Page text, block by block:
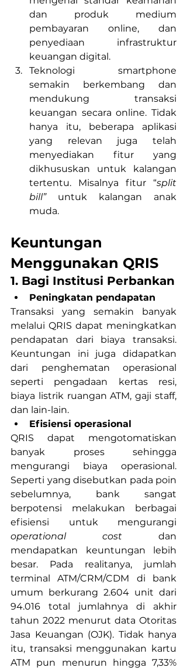
dan produk medium
pembayaran online, dan
penyediaan infrastruktur
keuangan digital.
Teknologi smartphone
semakin berkembang dan
mendukung transaksi
keuangan secara online. Tidak
hanya itu, beberapa aplikasi
yang relevan juga telah
menyediakan fitur yang
dikhususkan untuk kalangan
tertentu. Misalnya fitur “split
bill” untuk kalangan anak
muda.
Keuntungan
Menggunakan QRIS
1. Bagi Institusi Perbankan
Peningkatan pendapatan
Transaksi yang semakin banyak
melalui QRIS dapat meningkatkan
pendapatan dari biaya transaksi.
Keuntungan ini juga didapatkan
dari penghematan operasional
seperti pengadaan kertas resi,
biaya listrik ruangan ATM, gaji staff,
dan lain-lain.
Efisiensi operasional
QRIS dapat mengotomatiskan
banyak proses sehingga
mengurangi biaya operasional.
Seperti yang disebutkan pada poin
sebelumnya, bank sangat
berpotensi melakukan berbagai
operational cost dan
mendapatkan keuntungan lebih
besar. Pada realitanya, jumlah
terminal ATM/CRM/CDM di bank
umum berkurang 2.604 unit dari
94.016 total jumlahnya di akhir
tahun 2022 menurut data Otoritas
Jasa Keuangan (OJK). Tidak hanya
itu, transaksi menggunakan kartu
ATM pun menurun hingga 7,33%